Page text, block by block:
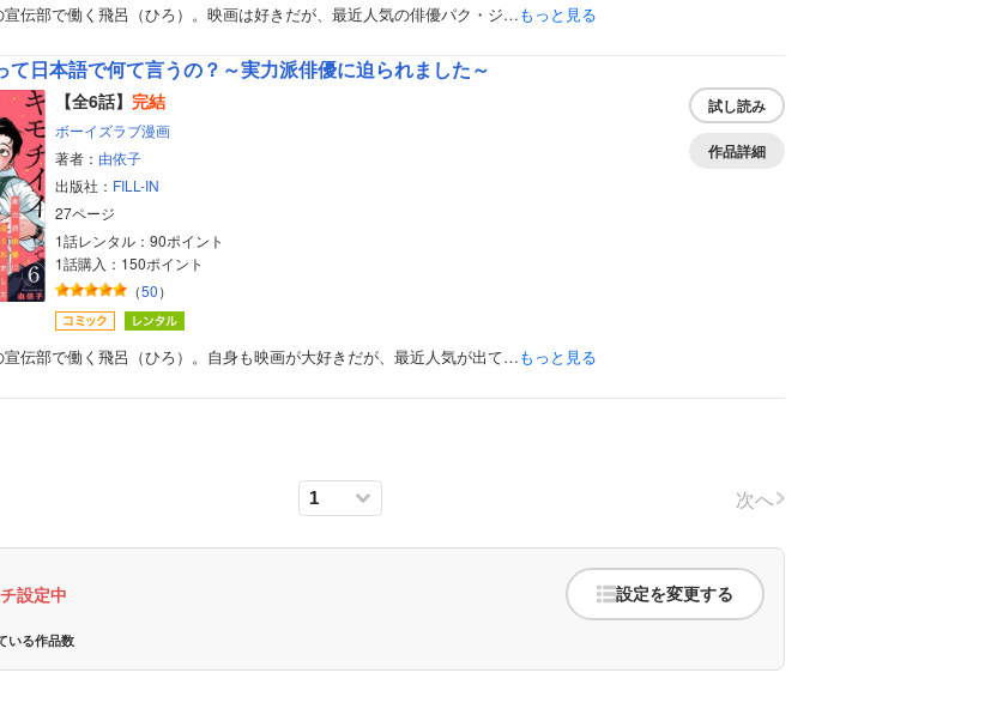
ティーンズラブ
美女・美少女
性写真集
伝部で働く飛呂（ひろ）。映画は好きだが、最近人気の俳優パク・ジ…もっと見る
て日本語で何て言うの？～実力派俳優に迫られました～
【全6話】 完結
ボーイズラブ漫画
著者： 由依子
出版社： FILL-IN
27ページ
1話レンタル：90ポイント
1話購入：150ポイント
（50）
試し読み
作品詳細
伝部で働く飛呂（ひろ）。自身も映画が大好きだが、最近人気が出て…もっと見る
次へ
設定中 設定を変更する
いる作品数